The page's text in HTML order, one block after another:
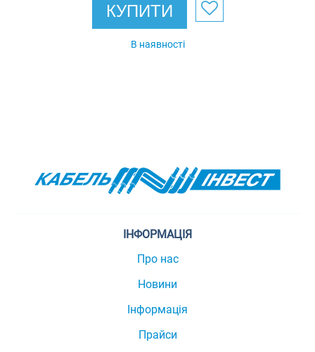
КУПИТИ
В наявності
ІНФОРМАЦІЯ
Про нас
Новини
Інформація
Прайси